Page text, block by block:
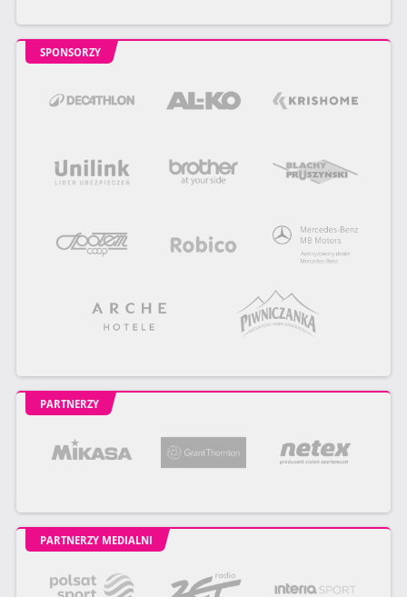
SPONSORZY
PARTNERZY
PARTNERZY MEDIALNI